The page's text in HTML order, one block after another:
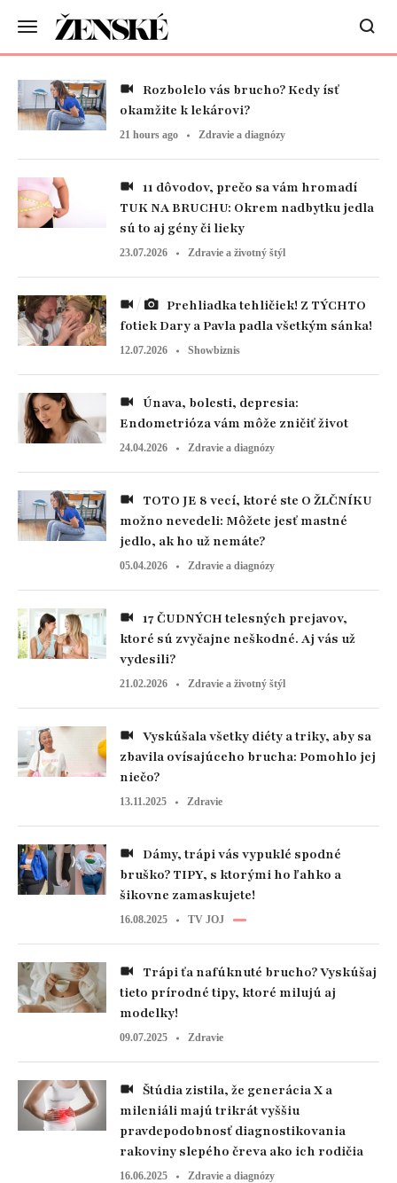
okamžite k lekárovi?
21 hours ago Zdravie a diagnózy
TUK NA BRUCHU: Okrem nadbytku jedla
sú to aj gény či lieky
23.07.2026 Zdravie a životný štýl
fotiek Dary a Pavla padla všetkým sánka!
12.07.2026 Showbiznis
Endometrióza vám môže zničiť život
24.04.2026 Zdravie a diagnózy
možno nevedeli: Môžete jesť mastné
jedlo, ak ho už nemáte?
05.04.2026 Zdravie a diagnózy
ktoré sú zvyčajne neškodné. Aj vás už
vydesili?
21.02.2026 Zdravie a životný štýl
zbavila ovísajúceho brucha: Pomohlo jej
niečo?
13.11.2025 Zdravie
bruško? TIPY, s ktorými ho ľahko a
šikovne zamaskujete!
16.08.2025 TV JOJ
tieto prírodné tipy, ktoré milujú aj
modelky!
09.07.2025 Zdravie
mileniáli majú trikrát vyššiu
pravdepodobnosť diagnostikovania
rakoviny slepého čreva ako ich rodičia
16.06.2025 Zdravie a diagnózy